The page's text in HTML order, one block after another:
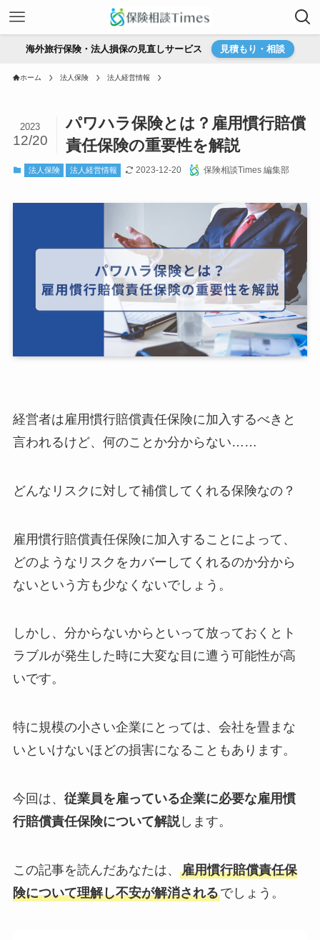
海外旅行保険・法人損保の見直しサービス 見積もり・相談
ホーム 法人保険 法人経営情報
パワハラ保険とは？雇用慣行賠償
責任保険の重要性を解説
2023
12/20
法人保険 法人経営情報 2023-12-20 保険相談Times 編集部
経営者は雇用慣行賠償責任保険に加入するべきと
言われるけど、何のことか分からない……
どんなリスクに対して補償してくれる保険なの？
雇用慣行賠償責任保険に加入することによって、
どのようなリスクをカバーしてくれるのか分から
ないという方も少なくないでしょう。
しかし、分からないからといって放っておくとト
ラブルが発生した時に大変な目に遭う可能性が高
いです。
特に規模の小さい企業にとっては、会社を畳まな
いといけないほどの損害になることもあります。
今回は、 従業員を雇っている企業に必要な雇用慣
行賠償責任保険について解説します。
この記事を読んだあなたは、 雇用慣行賠償責任保
険について理解し不安が解消されるでしょう。